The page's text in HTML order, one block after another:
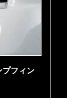
フィン